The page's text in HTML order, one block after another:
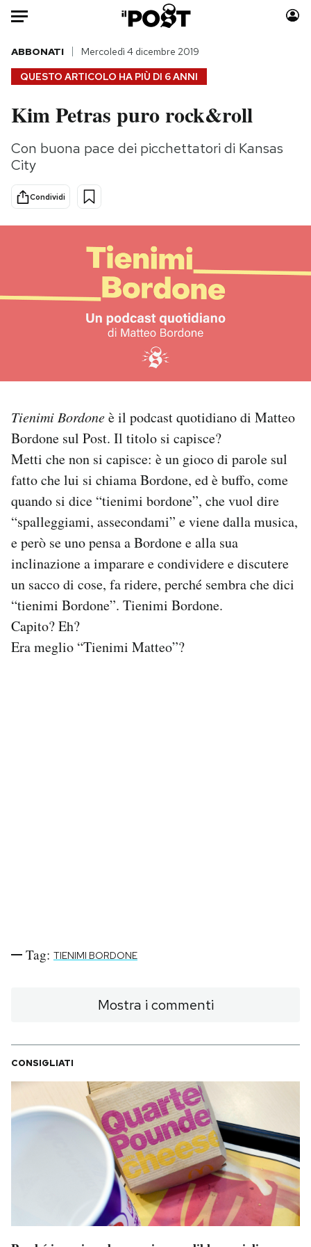
Auto
HOME
Italia
Politica
Internet
Moda
Consumismi
Altrecose
Mondiali calcio 2026
NEWSLETTER
I MIEI PREFERITI
SHOP
CALENDARIO
AREA PERSONALE
Area Personale
Notifiche mobile
Regala il Post
QUESTO ARTICOLO HA PIÙ DI 6 ANNI
ABBONATI Mercoledì 4 dicembre 2019
Kim Petras puro rock&roll
Con buona pace dei picchettatori di Kansas
City
Condividi
Tienimi Bordoneè il podcast quotidiano di Matteo
Bordone sul Post. Il titolo si capisce?
Metti che non si capisce: è un gioco di parole sul
fatto che lui si chiama Bordone, ed è buffo, come
quando si dice “tienimi bordone”, che vuol dire
“spalleggiami, assecondami” e viene dalla musica,
e però se uno pensa a Bordone e alla sua
inclinazione a imparare e condividere e discutere
un sacco di cose, fa ridere, perché sembra che dici
“tienimi Bordone”. Tienimi Bordone.
Capito? Eh?
Era meglio “Tienimi Matteo”?
Tag: TIENIMI BORDONE
Mostra i commenti
CONSIGLIATI